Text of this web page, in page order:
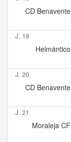
CD Benavente
J. 19
Helmántico
J. 20
CD Benavente
J. 21
Moraleja CF